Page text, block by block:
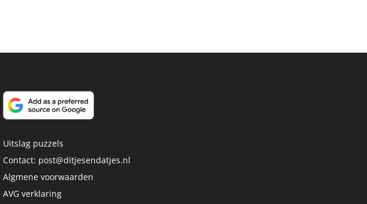
Uitslag puzzels
Contact: post@ditjesendatjes.nl
Algmene voorwaarden
AVG verklaring